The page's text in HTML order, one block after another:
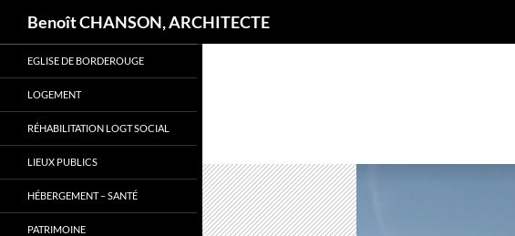
Aller
au
contenu
Benoît CHANSON, ARCHITECTE
EGLISE DE BORDEROUGE
LOGEMENT
RÉHABILITATION LOGT SOCIAL
LIEUX PUBLICS
HÉBERGEMENT – SANTÉ
PATRIMOINE